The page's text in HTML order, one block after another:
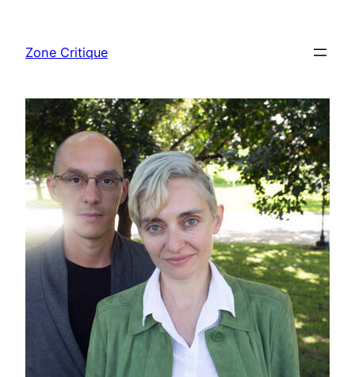
contenu
Zone Critique